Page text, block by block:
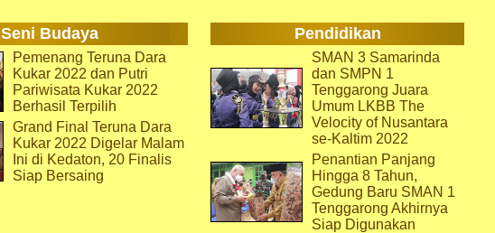
Seni Budaya Pendidikan
Pemenang Teruna Dara
Kukar 2022 dan Putri
Pariwisata Kukar 2022
Berhasil Terpilih
Grand Final Teruna Dara
Kukar 2022 Digelar Malam
Ini di Kedaton, 20 Finalis
Siap Bersaing
SMAN 3 Samarinda
dan SMPN 1
Tenggarong Juara
Umum LKBB The
Velocity of Nusantara
se-Kaltim 2022
Penantian Panjang
Hingga 8 Tahun,
Gedung Baru SMAN 1
Tenggarong Akhirnya
Siap Digunakan